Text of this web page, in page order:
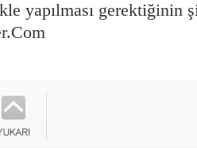
yapılması gerektiğinin